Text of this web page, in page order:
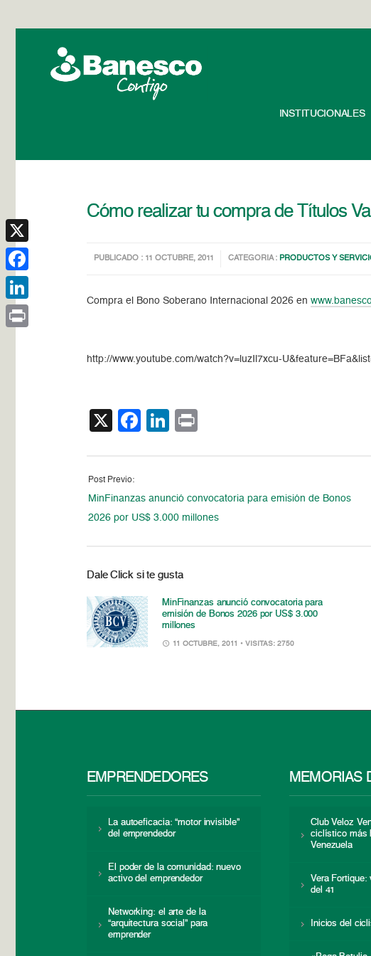
INSTITUCIONALES
Cómo realizar tu compra de Títulos
PUBLICADO : 11 OCTUBRE, 2011 CATEGORIA : PRODUCTOS Y
Compra el Bono Soberano Internacional 2026 en
http://www.youtube.com/watch?v=luzIl7xcu-
X Facebook
LinkedIn
Post Previo:
MinFinanzas anunció convocatoria para emisión de Bonos
2026 por US$ 3.000 millones
Dale Click si te gusta
MinFinanzas anunció convocatoria para
emisión de Bonos 2026 por US$ 3.000
millones
11 OCTUBRE, 2011 • VISITAS: 2750
EMPRENDEDORES
La autoeficacia: “motor invisible”
del emprendedor
El poder de la comunidad: nuevo
activo del emprendedor
Networking: el arte de la
“arquitectura social” para
emprender
MEMORIAS
Club Veloz
ciclístico más
Venezuela
Vera Fortique:
del 41
Inicios del
X
Facebook
LinkedIn